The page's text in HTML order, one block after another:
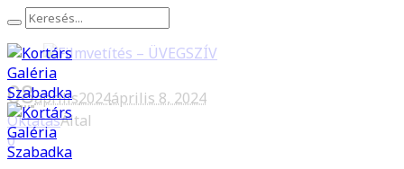
08április2024április 8, 2024
OktatásÁltal
0